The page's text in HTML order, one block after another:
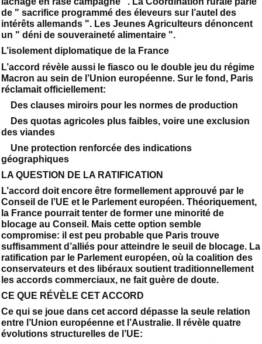
de " sacrifice programmé des éleveurs sur l’autel des
intérêts allemands ". Les Jeunes Agriculteurs dénoncent
un " déni de souveraineté alimentaire ".
L’isolement diplomatique de la France
L’accord révèle aussi le fiasco ou le double jeu du régime
Macron au sein de l’Union européenne. Sur le fond, Paris
réclamait officiellement:
Des clauses miroirs pour les normes de production
Des quotas agricoles plus faibles, voire une exclusion
des viandes
Une protection renforcée des indications
géographiques
LA QUESTION DE LA RATIFICATION
L’accord doit encore être formellement approuvé par le
Conseil de l’UE et le Parlement européen. Théoriquement,
la France pourrait tenter de former une minorité de
blocage au Conseil. Mais cette option semble
compromise: il est peu probable que Paris trouve
suffisamment d’alliés pour atteindre le seuil de blocage. La
ratification par le Parlement européen, où la coalition des
conservateurs et des libéraux soutient traditionnellement
les accords commerciaux, ne fait guère de doute.
CE QUE RÉVÈLE CET ACCORD
Ce qui se joue dans cet accord dépasse la seule relation
entre l’Union européenne et l’Australie. Il révèle quatre
évolutions structurelles de l’UE: